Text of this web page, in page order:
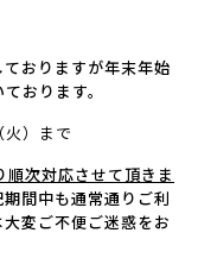
おりますが年末年始
おります。
）まで
次対応させて頂きま
間中も通常通りご利
変ご不便ご迷惑をお